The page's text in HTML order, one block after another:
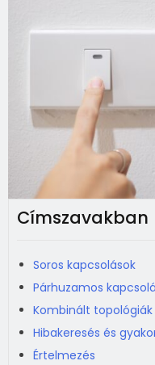
Címszavakban
Soros kapcsolások
Párhuzamos
Kombinált topológiák
Hibakeresés és
Értelmezés